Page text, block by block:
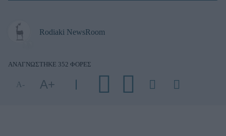
Rodiaki NewsRoom
ΑΝΑΓΝΩΣΤΗΚΕ 352 ΦΟΡΕΣ
Α- Α+